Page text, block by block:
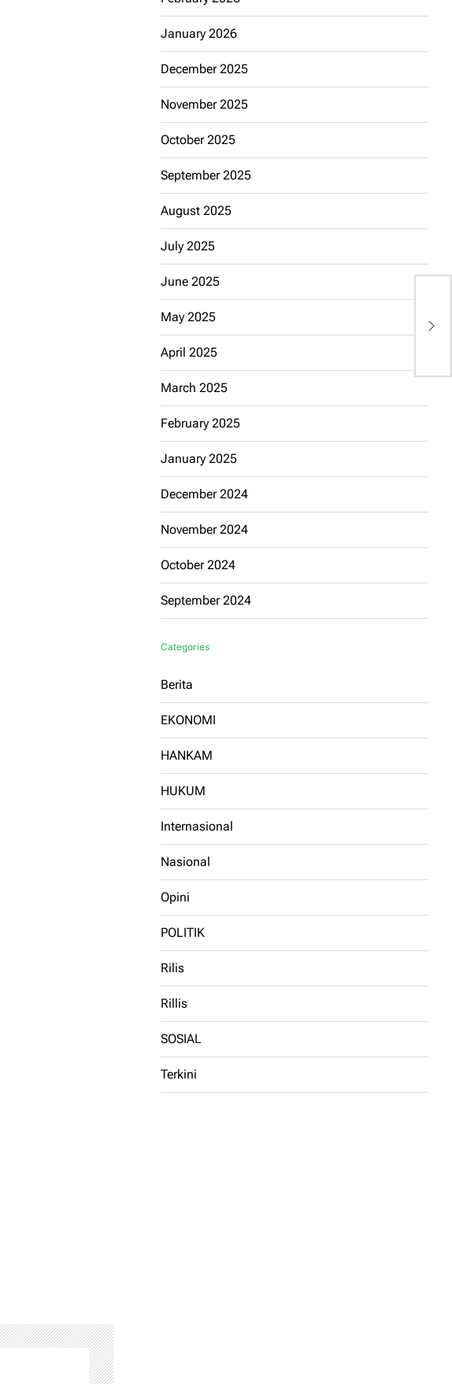
January 2026
December 2025
November 2025
October 2025
September 2025
August 2025
July 2025
June 2025
May 2025
April 2025
March 2025
February 2025
January 2025
December 2024
November 2024
October 2024
September 2024
Categories
Berita
EKONOMI
HANKAM
HUKUM
Internasional
Nasional
Opini
POLITIK
Rilis
Rillis
SOSIAL
Terkini